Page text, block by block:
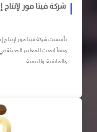
شركة فيتا مور
تأسست شركة فيتا مور لإنتاج
وفقاً لاحدث المعايير
والماشية والتنمية...